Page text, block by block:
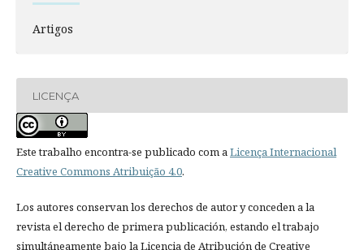
Artigos
LICENÇA
Este trabalho encontra-se publicado com aLicença Internacional
Creative Commons Atribuição 4.0.
Los autores conservan los derechos de autor y conceden a la
revista el derecho de primera publicación, estando el trabajo
simultáneamente bajo la Licencia de Atribución de Creative